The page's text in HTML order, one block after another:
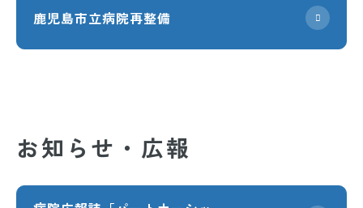
鹿児島市立病院再整備
お知らせ・広報